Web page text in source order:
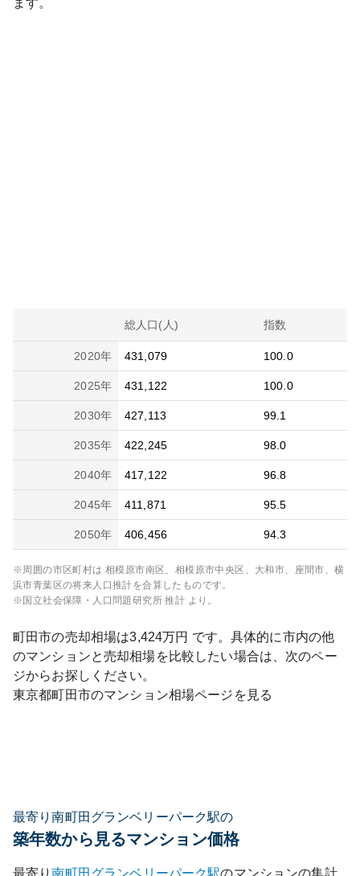
ます。
総人口(人) 指数
2020年 431,079 100.0
2025年 431,122 100.0
2030年 427,113 99.1
2035年 422,245 98.0
2040年 417,122 96.8
2045年 411,871 95.5
2050年 406,456 94.3
※周囲の市区町村は 相模原市南区、相模原市中央区、大和市、座間市、横
浜市青葉区の将来人口推計を合算したものです。
※国立社会保障・人口問題研究所 推計 より。
町田市の売却相場は3,424万円 です。具体的に市内の他
のマンションと売却相場を比較したい場合は、次のペー
ジからお探しください。
東京都町田市のマンション相場ページを見る
最寄り南町田グランベリーパーク駅の
築年数から見るマンション価格
最寄り南町田グランベリーパーク駅のマンションの集計